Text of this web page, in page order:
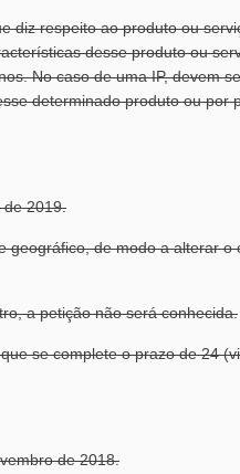
diz respeito ao produto ou
desse produto ou
No caso de uma IP, devem
determinado produto ou por
de 2019.
geográfico, de modo a alterar o
a petição não será conhecida.
se complete o prazo de 24
de 2018.